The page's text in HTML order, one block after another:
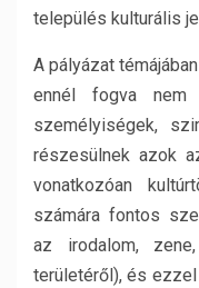
település kulturális
A pályázat
ennél fogva nem
személyiségek,
részesülnek azok
vonatkozóan
számára fontos
az irodalom,
területéről), és